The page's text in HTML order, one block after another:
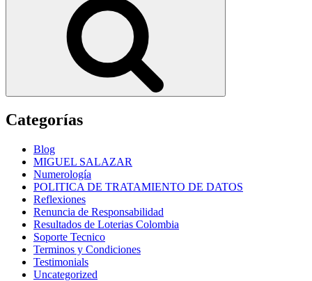
Categorías
Blog
MIGUEL SALAZAR
Numerología
POLITICA DE TRATAMIENTO DE DATOS
Reflexiones
Renuncia de Responsabilidad
Resultados de Loterias Colombia
Soporte Tecnico
Terminos y Condiciones
Testimonials
Uncategorized